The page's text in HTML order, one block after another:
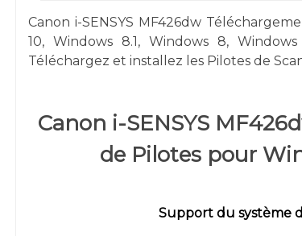
Canon i-SENSYS MF426dw
10,Windows 8.1, Windows 8,
Téléchargez et installez les Pilotes de
Canon i-SENSYS
de Pilotes pour
Support du système